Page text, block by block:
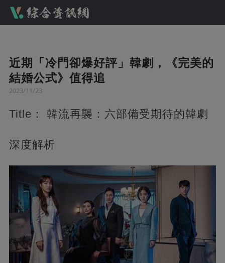
近期「冷門卻爆好評」韓劇，《完美的
結婚公式》值得追
2023/11/23
Title： 韓流再襲：六部備受期待的韓劇
深度解析